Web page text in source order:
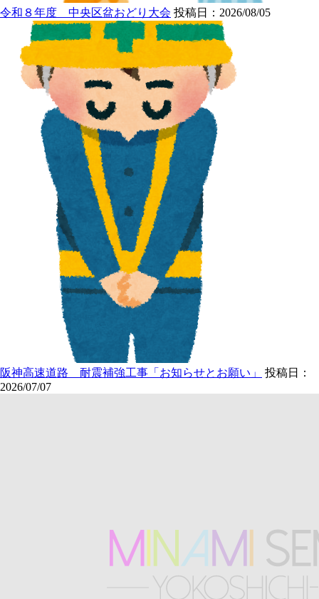
令和８年度 中央区盆おどり大会 投稿日：2026/08/05
阪神高速道路 耐震補強工事「お知らせとお願い」
投稿日：
2026/07/07